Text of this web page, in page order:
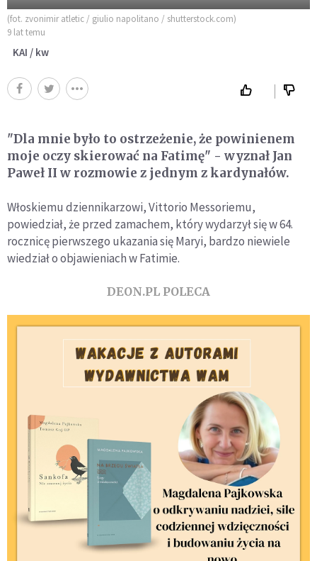
(fot. zvonimir atletic / giulio napolitano / shutterstock.com)
9 lat temu
KAI / kw
"Dla mnie było to ostrzeżenie, że powinienem
moje oczy skierować na Fatimę" - wyznał Jan
Paweł II w rozmowie z jednym z kardynałów.
Włoskiemu dziennikarzowi, Vittorio Messoriemu,
powiedział, że przed zamachem, który wydarzył się w 64.
rocznicę pierwszego ukazania się Maryi, bardzo niewiele
wiedział o objawieniach w Fatimie.
DEON.PL POLECA